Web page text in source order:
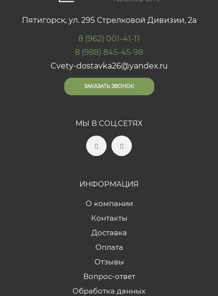
Пятигорск, ул. 295 Стрелковой Дивизии, 2а
8 (962) 001-41-11
8 (988) 845-45-98
Cvety-dostavka26@yandex.ru
ЗАКАЗАТЬ ЗВОНОК
МЫ В СОЦ.СЕТЯХ
ИНФОРМАЦИЯ
О компании
Контакты
Доставка
Оплата
Отзывы
Вопрос-ответ
Обработка данных